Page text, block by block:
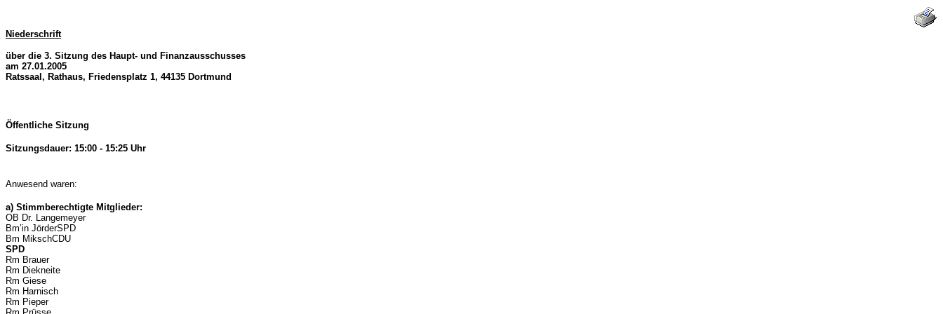
Niederschrift
über die 3. Sitzung des Haupt- und Finanzausschusses
am 27.01.2005
Ratssaal, Rathaus, Friedensplatz 1, 44135 Dortmund
Öffentliche Sitzung
Sitzungsdauer: 15:00 - 15:25 Uhr
Anwesend waren:
a) Stimmberechtigte Mitglieder:
OB Dr. Langemeyer
Bm’in JörderSPD
Bm MikschCDU
SPD
Rm Brauer
Rm Diekneite
Rm Giese
Rm Harnisch
Rm Pieper